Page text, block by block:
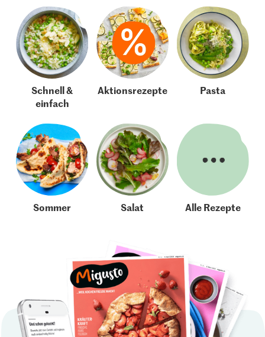
Schnell &
einfach
Aktionsrezepte Pasta
Sommer Salat Alle Rezepte